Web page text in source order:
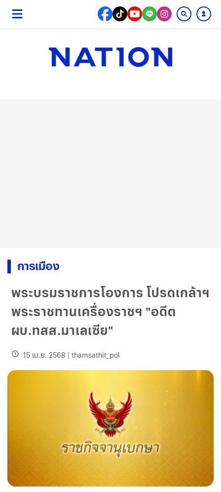
การเมือง
พระบรมราชการโองการ โปรดเกล้าฯ
พระราชทานเครื่องราชฯ "อดีต
ผบ.ทสส.มาเลเซีย"
15 เม.ย. 2568 | thamsathit_pol